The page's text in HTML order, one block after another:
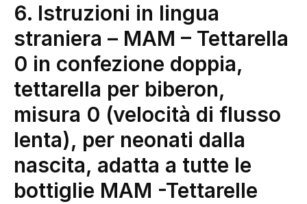
6. Istruzioni in lingua
straniera – MAM – Tettarella
0 in confezione doppia,
tettarella per biberon,
misura 0 (velocità di flusso
lenta), per neonati dalla
nascita, adatta a tutte le
bottiglie MAM -Tettarelle